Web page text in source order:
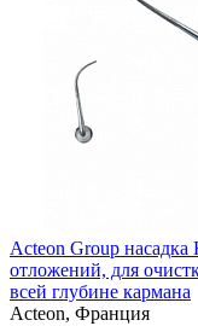
Acteon Group насадка
отложений, для
всей глубине кармана
Acteon, Франция